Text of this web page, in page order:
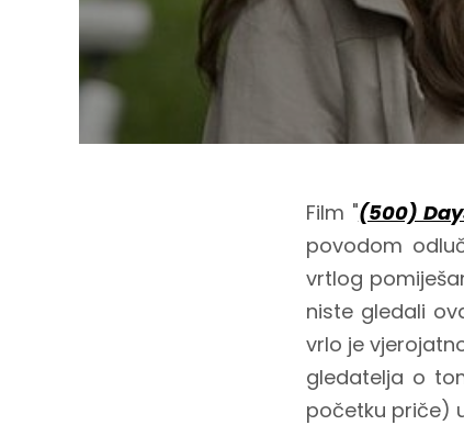
Film "(500)
povodom
vrtlog
niste gledali
vrlo je
gledatelja o
početku priče)